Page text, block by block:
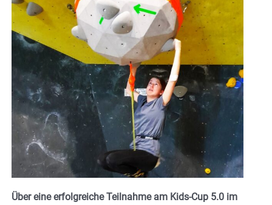
Über eine erfolgreiche Teilnahme am Kids-Cup 5.0 im